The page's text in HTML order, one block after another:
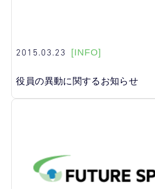
2015.03.23 [INFO]
役員の異動に関するお知らせ